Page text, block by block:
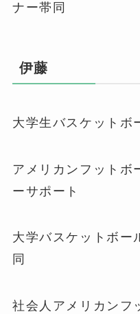
ナー帯同
伊藤
大学生バスケット
アメリカンフット
ーサポート
大学バスケットボ
同
社会人アメリカン